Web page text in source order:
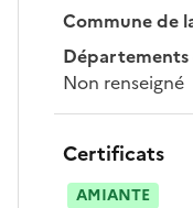
Commune de
Non renseigné
Certificats
AMIANTE